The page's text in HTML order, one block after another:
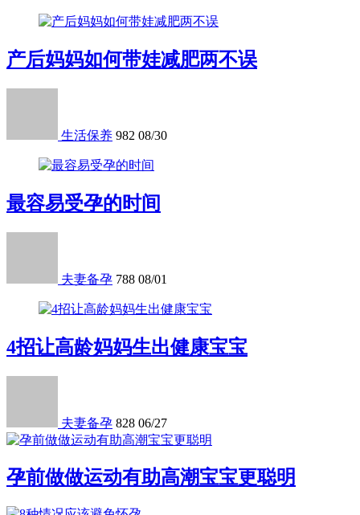
产后妈妈如何带娃减肥两不误
生活保养 982 08/30
最容易受孕的时间
夫妻备孕 788 08/01
4招让高龄妈妈生出健康宝宝
夫妻备孕 828 06/27
孕前做做运动有助高潮宝宝更聪明